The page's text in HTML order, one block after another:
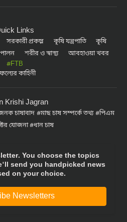
Links
সরকারী প্রকল্প কৃষি যন্ত্রপাতি
কৃষি
শরীর ও স্বাস্থ্য
আবহাওয়া খবর
#FTB
কাহিনী
Krishi Jagran
চাষাবাদ মাছ চাষ সম্পর্কে তথ্য
পিএম
যোজনা ধান চাষ
You choose the topics
send you handpicked news
on your choice.
Newsletters